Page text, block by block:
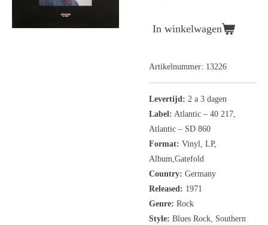
In winkelwagen
Artikelnummer: 13226
Levertijd: 2 a 3 dagen
Label: Atlantic ‎– 40 217,
Atlantic ‎– SD 860
Format: Vinyl, LP,
Album,Gatefold
Country: Germany
Released: 1971
Genre: Rock
Style: Blues Rock, Southern